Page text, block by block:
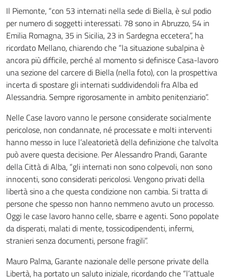
Il Piemonte, “con 53 internati nella sede di Biella, è sul podio
per numero di soggetti interessati. 78 sono in Abruzzo, 54 in
Emilia Romagna, 35 in Sicilia, 23 in Sardegna eccetera”, ha
ricordato Mellano, chiarendo che “la situazione subalpina è
ancora più difficile, perché al momento si definisce Casa-lavoro
una sezione del carcere di Biella (nella foto), con la prospettiva
incerta di spostare gli internati suddividendoli fra Alba ed
Alessandria. Sempre rigorosamente in ambito penitenziario”.
Nelle Case lavoro vanno le persone considerate socialmente
pericolose, non condannate, né processate e molti interventi
hanno messo in luce l’aleatorietà della definizione che talvolta
può avere questa decisione. Per Alessandro Prandi, Garante
della Città di Alba, “gli internati non sono colpevoli, non sono
innocenti, sono considerati pericolosi. Vengono privati della
libertà sino a che questa condizione non cambia. Si tratta di
persone che spesso non hanno nemmeno avuto un processo.
Oggi le case lavoro hanno celle, sbarre e agenti. Sono popolate
da disperati, malati di mente, tossicodipendenti, infermi,
stranieri senza documenti, persone fragili”.
Mauro Palma, Garante nazionale delle persone private della
Libertà, ha portato un saluto iniziale, ricordando che “l’attuale